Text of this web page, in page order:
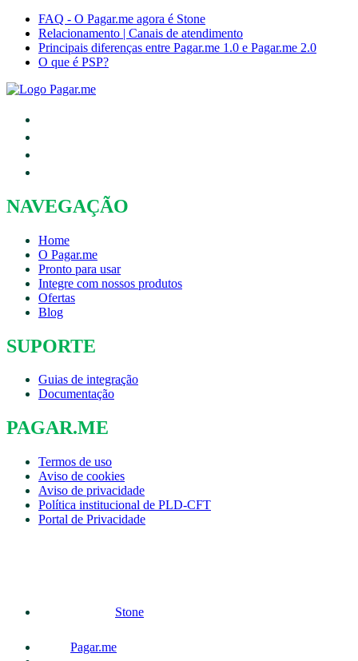
FAQ - O Pagar.me agora é Stone
Relacionamento | Canais de atendimento
Principais diferenças entre Pagar.me 1.0 e Pagar.me 2.0
O que é PSP?
NAVEGAÇÃO
Home
O Pagar.me
Pronto para usar
Integre com nossos produtos
Ofertas
Blog
SUPORTE
Guias de integração
Documentação
PAGAR.ME
Termos de uso
Aviso de cookies
Aviso de privacidade
Política institucional de PLD-CFT
Portal de Privacidade
Stone
Pagar.me